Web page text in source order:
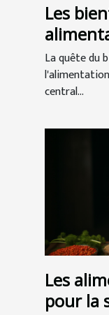
Les
La quête du
central...
Les
pour la